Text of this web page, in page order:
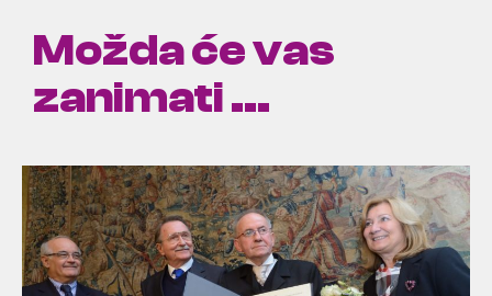
Možda će vas
zanimati ...